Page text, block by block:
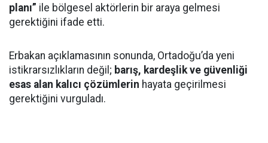
planı” ile bölgesel aktörlerin bir araya gelmesi
gerektiğini ifade etti.
Erbakan açıklamasının sonunda, Ortadoğu’da yeni
istikrarsızlıkların değil; barış, kardeşlik ve güvenliği
esas alan kalıcı çözümlerin hayata geçirilmesi
gerektiğini vurguladı.